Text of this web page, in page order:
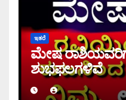
ಇತರೆ
ಮೇಷ
ಶುಭಫಲಗಳಿವೆ